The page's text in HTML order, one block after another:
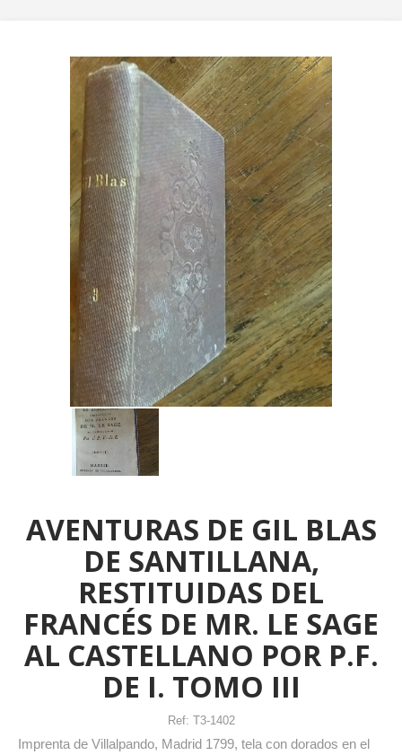
AVENTURAS DE GIL BLAS
DE SANTILLANA,
RESTITUIDAS DEL
FRANCÉS DE MR. LE SAGE
AL CASTELLANO POR P.F.
DE I. TOMO III
Ref: T3-1402
Imprenta de Villalpando, Madrid 1799, tela con dorados en el